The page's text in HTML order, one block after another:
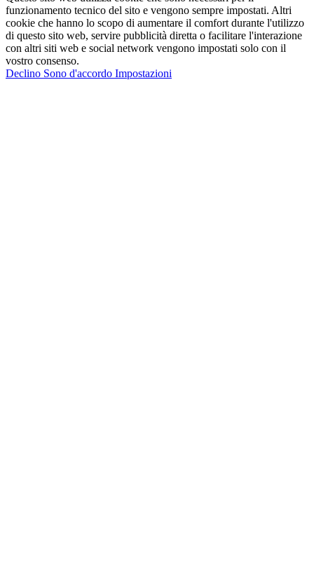
funzionamento tecnico del sito e vengono sempre impostati. Altri
cookie che hanno lo scopo di aumentare il comfort durante l'utilizzo
di questo sito web, servire pubblicità diretta o facilitare l'interazione
con altri siti web e social network vengono impostati solo con il
vostro consenso.
Declino Sono d'accordo Impostazioni